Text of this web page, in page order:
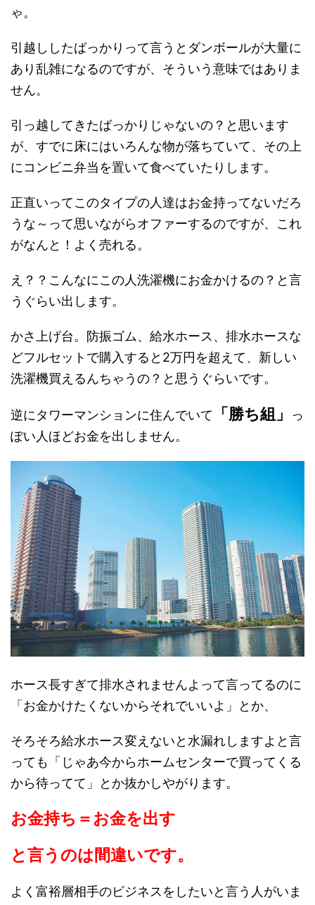
ゃ。
引越ししたばっかりって言うとダンボールが大量に
あり乱雑になるのですが、そういう意味ではありま
せん。
引っ越してきたばっかりじゃないの？と思います
が、すでに床にはいろんな物が落ちていて、その上
にコンビニ弁当を置いて食べていたりします。
正直いってこのタイプの人達はお金持ってないだろ
うな～って思いながらオファーするのですが、これ
がなんと！よく売れる。
え？？こんなにこの人洗濯機にお金かけるの？と言
うぐらい出します。
かさ上げ台。防振ゴム、給水ホース、排水ホースな
どフルセットで購入すると2万円を超えて、新しい
洗濯機買えるんちゃうの？と思うぐらいです。
逆にタワーマンションに住んでいて 「勝ち組」
っ
ぽい人ほどお金を出しません。
ホース長すぎて排水されませんよって言ってるのに
「お金かけたくないからそれでいいよ」とか、
そろそろ給水ホース変えないと水漏れしますよと言
っても「じゃあ今からホームセンターで買ってくる
から待ってて」とか抜かしやがります。
お金持ち＝お金を出す
と言うのは間違いです。
よく富裕層相手のビジネスをしたいと言う人がいま